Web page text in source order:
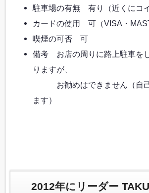
駐車場の有無 有り（近くにコ
カードの使用 可（VISA・
喫煙の可否 可
備考 お店の周りに路上駐車を
りますが、
お勧めはできません（自己
ます）
2012年にリーダー